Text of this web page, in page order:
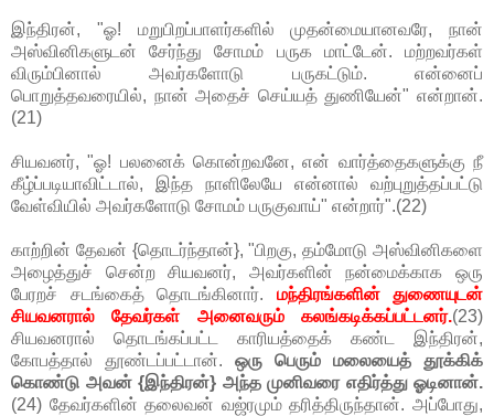
இந்திரன், "ஓ! மறுபிறப்பாளர்களில் முதன்மையானவரே, நான்
அஸ்வினிகளுடன் சேர்ந்து சோமம் பருக மாட்டேன். மற்றவர்கள்
விரும்பினால் அவர்களோடு பருகட்டும். என்னைப்
பொறுத்தவரையில், நான் அதைச் செய்யத் துணியேன்" என்றான்.
(21)
சியவனர், "ஓ! பலனைக் கொன்றவனே, என் வார்த்தைகளுக்கு நீ
கீழ்ப்படியாவிட்டால், இந்த நாளிலேயே என்னால் வற்புறுத்தப்பட்டு
வேள்வியில் அவர்களோடு சோமம் பருகுவாய்" என்றார்".(22)
காற்றின் தேவன் {தொடர்ந்தான்}, "பிறகு, தம்மோடு அஸ்வினிகளை
அழைத்துச் சென்ற சியவனர், அவர்களின் நன்மைக்காக ஒரு
பேரறச் சடங்கைத் தொடங்கினார். மந்திரங்களின் துணையுடன்
சியவனரால் தேவர்கள் அனைவரும் கலங்கடிக்கப்பட்டனர்.(23)
சியவனரால் தொடங்கப்பட்ட காரியத்தைக் கண்ட இந்திரன்,
கோபத்தால் தூண்டப்பட்டான். ஒரு பெரும் மலையைத் தூக்கிக்
கொண்டு அவன் {இந்திரன்} அந்த முனிவரை எதிர்த்து ஓடினான்.
(24) தேவர்களின் தலைவன் வஜ்ரமும் தரித்திருந்தான். அப்போது,